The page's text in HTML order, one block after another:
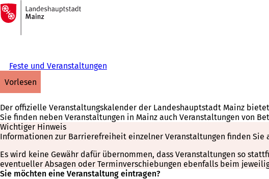
Inhalt anspringen
Zur
Startseite
Feste und Veranstaltungen
vorlesen
Der offizielle Veranstaltungskalender der Landeshauptstadt Mainz
Sie finden neben Veranstaltungen in Mainz auch Veranstaltungen von
Wichtiger Hinweis
Informationen zur Barrierefreiheit einzelner Veranstaltungen finden Sie
Es wird keine Gewähr dafür übernommen, dass Veranstaltungen so
eventueller Absagen oder Terminverschiebungen ebenfalls beim
Sie möchten eine Veranstaltung eintragen?